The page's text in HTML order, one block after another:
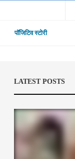
पॉजिटिव स्टोरी
LATEST POSTS